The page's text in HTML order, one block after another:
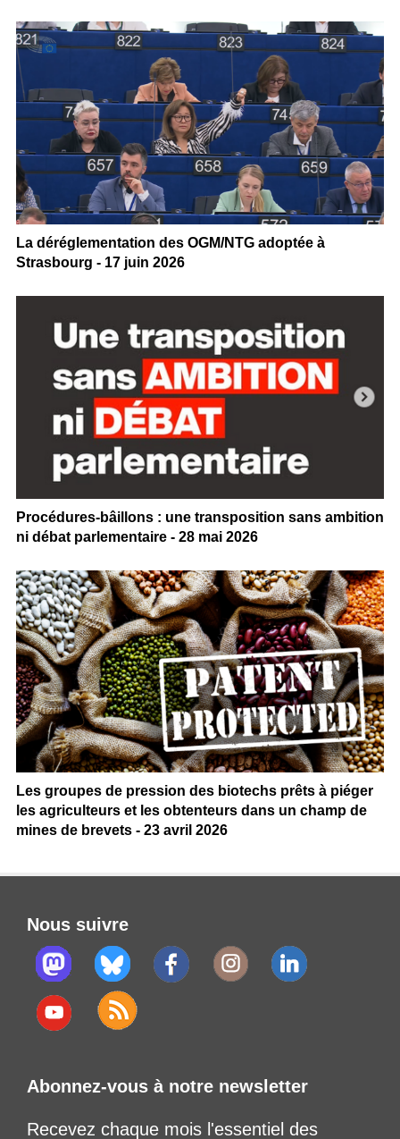
La déréglementation des OGM/NTG adoptée à
Strasbourg - 17 juin 2026
Procédures-bâillons : une transposition sans ambition
ni débat parlementaire - 28 mai 2026
Les groupes de pression des biotechs prêts à piéger
les agriculteurs et les obtenteurs dans un champ de
mines de brevets - 23 avril 2026
Nous suivre
Abonnez-vous à notre newsletter
Recevez chaque mois l'essentiel des